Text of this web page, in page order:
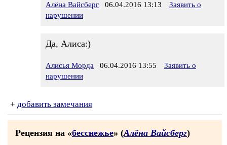
Алёна Вайсберг 06.04.2016 13:13
Заявить о
нарушении
Да, Алиса:)
Алисья Морда 06.04.2016 13:55
Заявить о
нарушении
+ добавить замечания
Рецензия на «бесснежье» (Алёна Вайсберг)